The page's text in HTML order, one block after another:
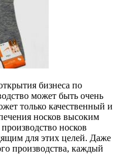
бизнеса по
может быть очень
только качественный и
носков высоким
носков
для этих целей. Даже
производства, каждый